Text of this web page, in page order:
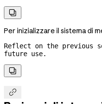

Per inizializzare il sistema di
Reflect on the previous
future use.

